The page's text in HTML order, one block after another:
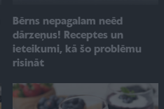
Bērns nepagalam neēd
dārzeņus! Receptes un
ieteikumi, kā šo problēmu
risināt